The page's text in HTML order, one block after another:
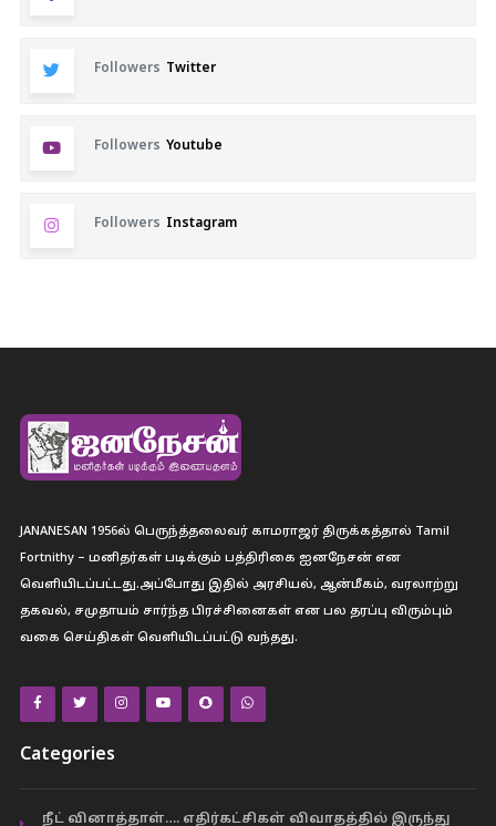
Followers Twitter
Followers Youtube
Followers Instagram
JANANESAN 1956ல் பெருந்த்தலைவர் காமராஜர் திருக்கத்தால் Tamil
Fortnithy – மனிதர்கள் படிக்கும் பத்திரிகை ஐனநேசன் என
வெளியிடப்பட்டது.அப்போது இதில் அரசியல், ஆன்மீகம், வரலாற்று
தகவல், சமுதாயம் சார்ந்த பிரச்சினைகள் என பல தரப்பு விரும்பும்
வகை செய்திகள் வெளியிடப்பட்டு வந்தது.
Categories
நீட் வினாத்தாள்…. எதிர்கட்சிகள் விவாதத்தில் இருந்து